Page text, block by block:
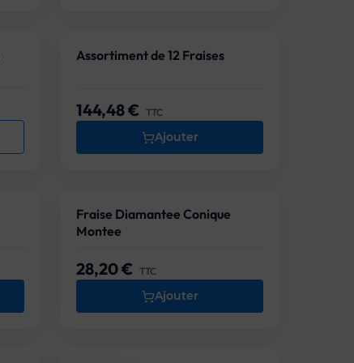
Assortiment de 12 Fraises
Prix
144,48 € TTC
Ajouter
Fraise Diamantee Conique
Montee
Prix
28,20 € TTC
Ajouter